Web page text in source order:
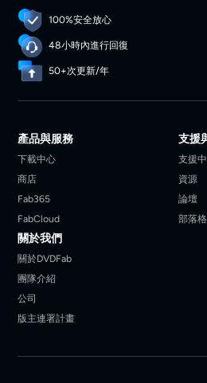
100%安全放心
48小時內進行回復
50+次更新/年
產品與服務
下載中心
商店
Fab365
FabCloud
支援
支援
資源
論壇
部落格
關於我們
關於DVDFab
團隊介紹
公司
版主連署計畫